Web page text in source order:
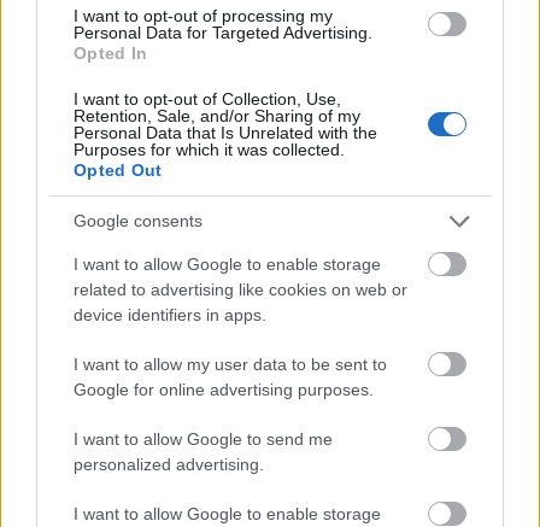
I want to opt-out of processing my
Personal Data for Targeted Advertising.
Opted In
I want to opt-out of Collection, Use,
Retention, Sale, and/or Sharing of my
Personal Data that Is Unrelated with the
Purposes for which it was collected.
Opted Out
Google consents
I want to allow Google to enable storage
related to advertising like cookies on web or
device identifiers in apps.
I want to allow my user data to be sent to
Google for online advertising purposes.
I want to allow Google to send me
personalized advertising.
I want to allow Google to enable storage
bemutatóAliasfináléja.
tovább
Tiszavirág életű birodalmak
2019. 12. 19.|Hári Dániel
Esküdtszék, bíró és végrehajtó – díszkiadásban tört ránk
Dredd bíró.